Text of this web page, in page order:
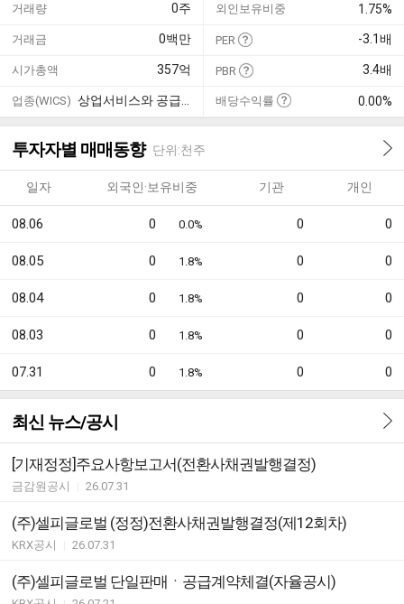
거래량 0주 외인보유비중 1.75%
거래금 0백만 PER -3.1배
시가총액 357억 PBR 3.4배
업종(WICS) 배당수익률 0.00%
투자자별 매매동향 단위:천주
일자 외국인·보유비중 기관 개인
08.06 0 0.0% 0 0
08.05 0 1.8% 0 0
08.04 0 1.8% 0 0
08.03 0 1.8% 0 0
07.31 0 1.8% 0 0
최신 뉴스/공시
[기재정정]주요사항보고서(전환사채권발행결정)
금감원공시 26.07.31
(주)셀피글로벌 (정정)전환사채권발행결정(제12회차)
KRX공시 26.07.31
(주)셀피글로벌 단일판매ㆍ공급계약체결(자율공시)